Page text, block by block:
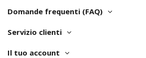
Domande frequenti (FAQ)
Servizio clienti
Il tuo account